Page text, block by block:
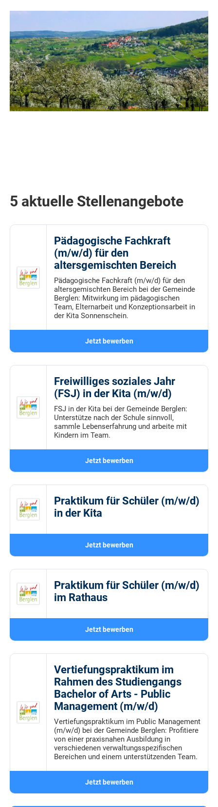
5 aktuelle Stellenangebote
Pädagogische Fachkraft
(m/w/d) für den
altersgemischten Bereich
Pädagogische Fachkraft (m/w/d) für den
altersgemischten Bereich bei der Gemeinde
Berglen: Mitwirkung im pädagogischen
Team, Elternarbeit und Konzeptionsarbeit in
der Kita Sonnenschein.
Jetzt bewerben
Freiwilliges soziales Jahr
(FSJ) in der Kita (m/w/d)
FSJ in der Kita bei der Gemeinde Berglen:
Unterstütze nach der Schule sinnvoll,
sammle Lebenserfahrung und arbeite mit
Kindern im Team.
Jetzt bewerben
Praktikum für Schüler (m/w/d)
in der Kita
Jetzt bewerben
Praktikum für Schüler (m/w/d)
im Rathaus
Jetzt bewerben
Vertiefungspraktikum im
Rahmen des Studiengangs
Bachelor of Arts - Public
Management (m/w/d)
Vertiefungspraktikum im Public Management
(m/w/d) bei der Gemeinde Berglen: Profitiere
von einer praxisnahen Ausbildung in
verschiedenen verwaltungsspezifischen
Bereichen und einem unterstützenden Team.
Jetzt bewerben